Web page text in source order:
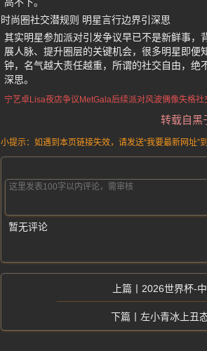
高不下。
时尚圈社交潜规则 明星言行边界引深思
其实明星参加派对引发争议早已不是新鲜事
展人脉、提升圈层的关键机会，很多明星即
钟，名气越大责任越重，所谓的社交自由，绝
深思。
宁艺卓Lisa夜店争议 MetGala后续派对风波偶像失格社
转载自黑
小提示：如遇到本页链接失效，请发送“我要最新网址”
暂无评论
2026世界杯-
左小青冰上丑